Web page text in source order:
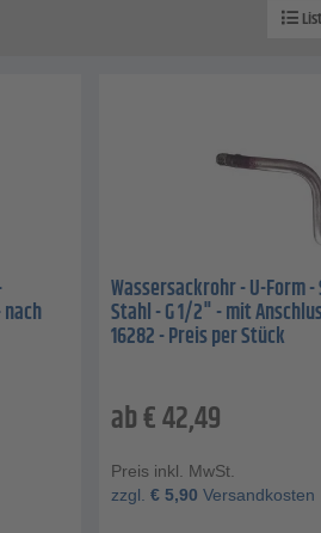
Wassersackrohr - U-Form
Stahl - G 1/2" - mit
16282 - Preis per Stück
ab€42,49
Preis inkl. MwSt.
zzgl. € 5,90 Versandkosten